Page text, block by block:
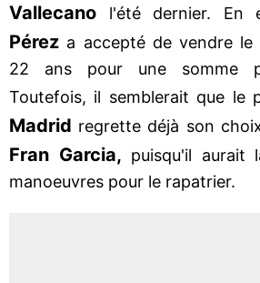
Vallecano l'été dernier. En
Pérez a accepté de vendre le
22 ans pour une somme
Toutefois, il semblerait que le
Madrid regrette déjà son
Fran Garcia, puisqu'il aurait
manoeuvres pour le rapatrier.